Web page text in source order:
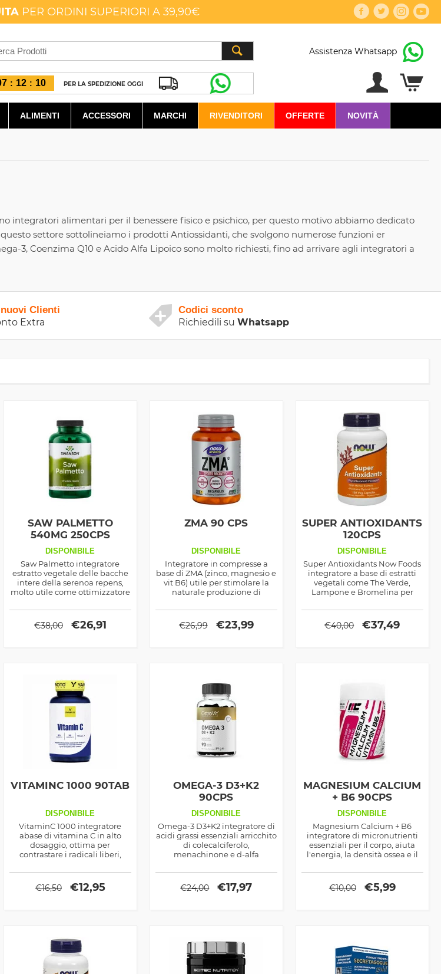
PER ORDINI SUPERIORI A 39,90€
: 12 : 10 PER LA SPEDIZIONE OGGI
Assistenza Whatsapp
ALIMENTI ACCESSORI MARCHI RIVENDITORI OFFERTE NOVITÀ
integratori alimentari per il benessere fisico e psichico, per questo motivo abbiamo dedicato
settore sottolineiamo i prodotti Antiossidanti, che svolgono numerose funzioni er
3, Coenzima Q10 e Acido Alfa Lipoico sono molto richiesti, fino ad arrivare agli integratori a
Clienti
Extra
Codici sconto
Richiedili su Whatsapp
SAW PALMETTO
540MG 250CPS
DISPONIBILE
Saw Palmetto integratore
estratto vegetale delle bacche
intere della serenoa repens,
molto utile come ottimizzatore
la salute della prostata
€38,00 €26,91
ZMA 90 CPS
DISPONIBILE
Integratore in compresse a
base di ZMA (zinco, magnesio e
vit B6) utile per stimolare la
naturale produzione di
Now Foods
€26,99 €23,99
SUPER ANTIOXIDANTS
120CPS
DISPONIBILE
Super Antioxidants Now Foods
integratore a base di estratti
vegetali come The Verde,
Lampone e Bromelina per
radicali liberi
€40,00 €37,49
VITAMINC 1000 90TAB
DISPONIBILE
VitaminC 1000 integratore
abase di vitamina C in alto
dosaggio, ottima per
contrastare i radicali liberi,
ed anche la prestanza fisico
sportiva
€16,50 €12,95
OMEGA-3 D3+K2
90CPS
DISPONIBILE
Omega-3 D3+K2 integratore di
acidi grassi essenziali arricchito
di colecalciferolo,
menachinone e d-alfa
ma anche di sostegno alla
densità delle ossa
€24,00 €17,97
MAGNESIUM CALCIUM
+ B6 90CPS
DISPONIBILE
Magnesium Calcium + B6
integratore di micronutrienti
essenziali per il corpo, aiuta
l'energia, la densità ossea e il
amminoacidi, ottimo nelle
attività sportive ad elevato
carico e intensità
€10,00 €5,99